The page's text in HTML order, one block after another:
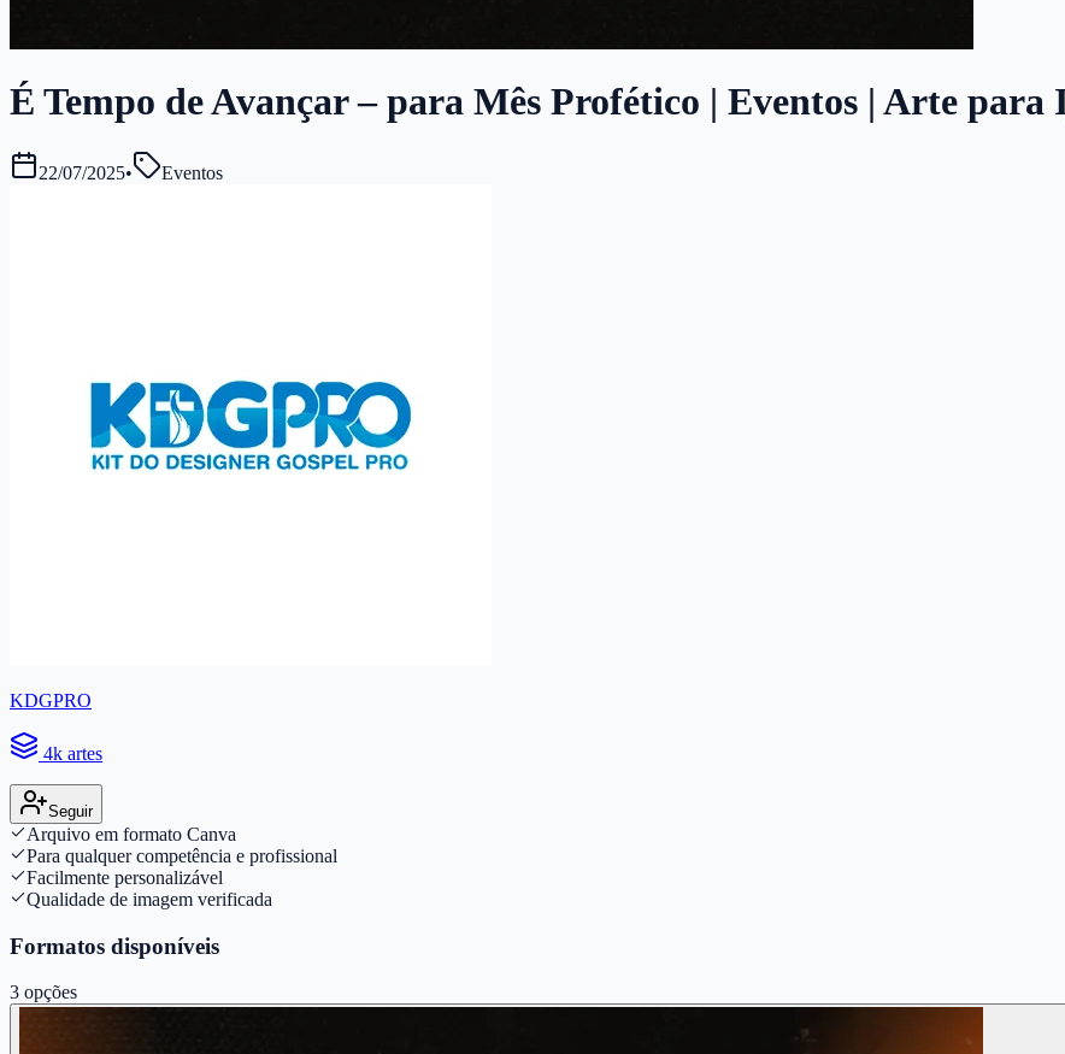
É Tempo de Avançar – para Mês Profético | Eventos | Arte
22/07/2025• Eventos
KDGPRO
4k artes
Seguir
Arquivo em formato Canva
Para qualquer competência e profissional
Facilmente personalizável
Qualidade de imagem verificada
Formatos disponíveis
3 opções